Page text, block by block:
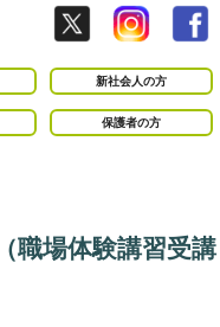
新社会人の方
保護者の方
職場体験講習受講